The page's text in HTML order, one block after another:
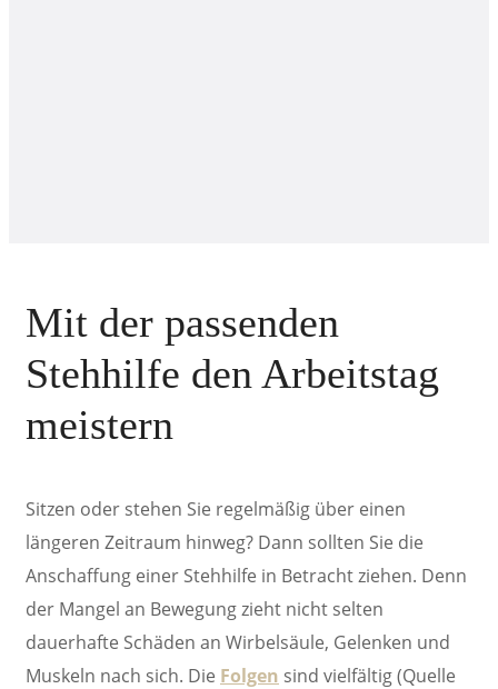
Mit der passenden
Stehhilfe den Arbeitstag
meistern
Sitzen oder stehen Sie regelmäßig über einen
längeren Zeitraum hinweg? Dann sollten Sie die
Anschaffung einer Stehhilfe in Betracht ziehen. Denn
der Mangel an Bewegung zieht nicht selten
dauerhafte Schäden an Wirbelsäule, Gelenken und
Muskeln nach sich. Die Folgen sind vielfältig (Quelle